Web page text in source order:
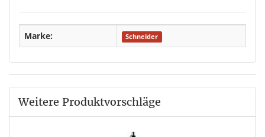
Marke: Schneider
Weitere Produktvorschläge